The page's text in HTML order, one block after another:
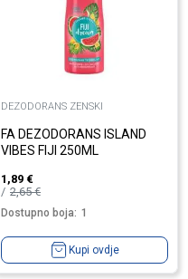
DEZODORANS ZENSKI
FA DEZODORANS ISLAND
VIBES FIJI 250ML
1,89 €
2,65€
Dostupno boja: 1
Kupi ovdje